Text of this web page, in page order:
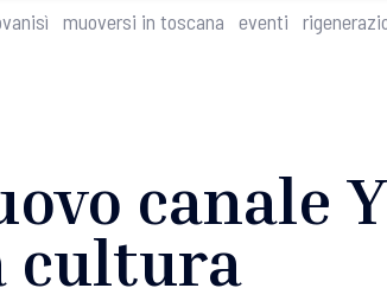
muoversi in toscana eventi
canale
cultura